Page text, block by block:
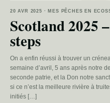
20 AVR 2025 · MES PÊCHES EN
Scotland 2025
steps
On a enfin réussi à trouver un
semaine d’avril, 5 ans après notre
seconde patrie, et la Don notre
si ce n’est la meilleure rivière à
initiés […]